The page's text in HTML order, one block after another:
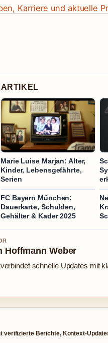
Karriere und aktuelle
Marie Luise Marjan: Alter,
Kinder, Lebensgefährte,
Serien
FC Bayern München:
Dauerkarte, Schulden,
Gehälter & Kader 2025
Hoffmann Weber
schnelle Updates mit
verifizierte Berichte, Kontext-